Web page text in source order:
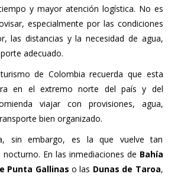
y mayor atención logística. No es
especialmente por las condiciones
las distancias y la necesidad de agua,
adecuado.
de Colombia recuerda que esta
en el extremo norte del país y del
viajar con provisiones, agua,
bien organizado.
sin embargo, es la que vuelve tan
En las inmediaciones de Bahía
Punta Gallinas o las Dunas de Taroa,